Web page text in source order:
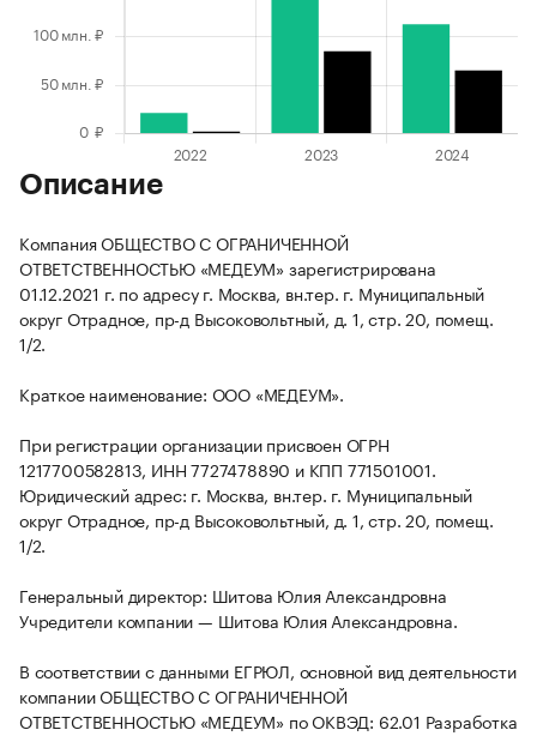
Описание
Компания ОБЩЕСТВО С ОГРАНИЧЕННОЙ
ОТВЕТСТВЕННОСТЬЮ «МЕДЕУМ» зарегистрирована
01.12.2021 г. по адресу г. Москва, вн.тер. г. Муниципальный
округ Отрадное, пр-д Высоковольтный, д. 1, стр. 20, помещ.
1/2.
Краткое наименование: ООО «МЕДЕУМ».
При регистрации организации присвоен ОГРН
1217700582813, ИНН 7727478890 и КПП 771501001.
Юридический адрес: г. Москва, вн.тер. г. Муниципальный
округ Отрадное, пр-д Высоковольтный, д. 1, стр. 20, помещ.
1/2.
Генеральный директор: Шитова Юлия Александровна
Учредители компании — Шитова Юлия Александровна.
В соответствии с данными ЕГРЮЛ, основной вид деятельности
компании ОБЩЕСТВО С ОГРАНИЧЕННОЙ
ОТВЕТСТВЕННОСТЬЮ «МЕДЕУМ» по ОКВЭД: 62.01 Разработка